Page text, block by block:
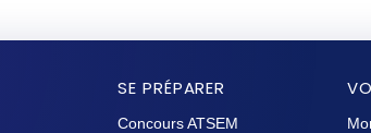
SE PRÉPARER
Concours ATSEM